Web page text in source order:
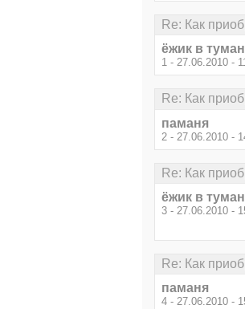
Re: Как
ёжик в
1 - 27.06.2010 -
Re: Как
паманя
2 - 27.06.2010 -
Re: Как
ёжик в
3 - 27.06.2010 -
Re: Как
паманя
4 - 27.06.2010 -